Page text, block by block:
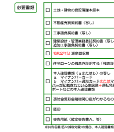
長期優良住宅
ラインナップ